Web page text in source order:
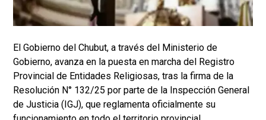
El Gobierno del Chubut, a través del Ministerio de
Gobierno, avanza en la puesta en marcha del Registro
Provincial de Entidades Religiosas, tras la firma de la
Resolución N° 132/25 por parte de la Inspección General
de Justicia (IGJ), que reglamenta oficialmente su